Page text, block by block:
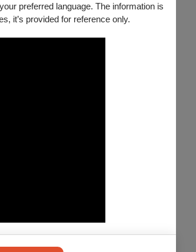
preferred language. The information is
it’s provided for reference only.
務。